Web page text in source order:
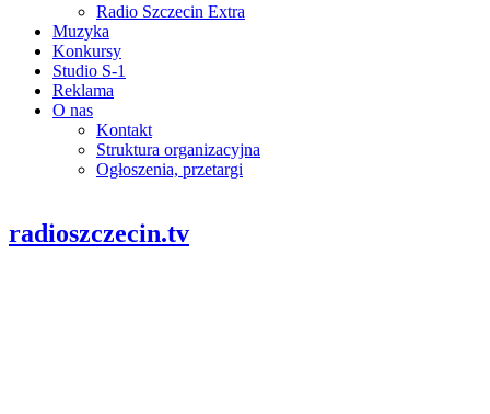
Radio Szczecin Extra
Muzyka
Konkursy
Studio S-1
Reklama
O nas
Kontakt
Struktura organizacyjna
Ogłoszenia, przetargi
radioszczecin.tv